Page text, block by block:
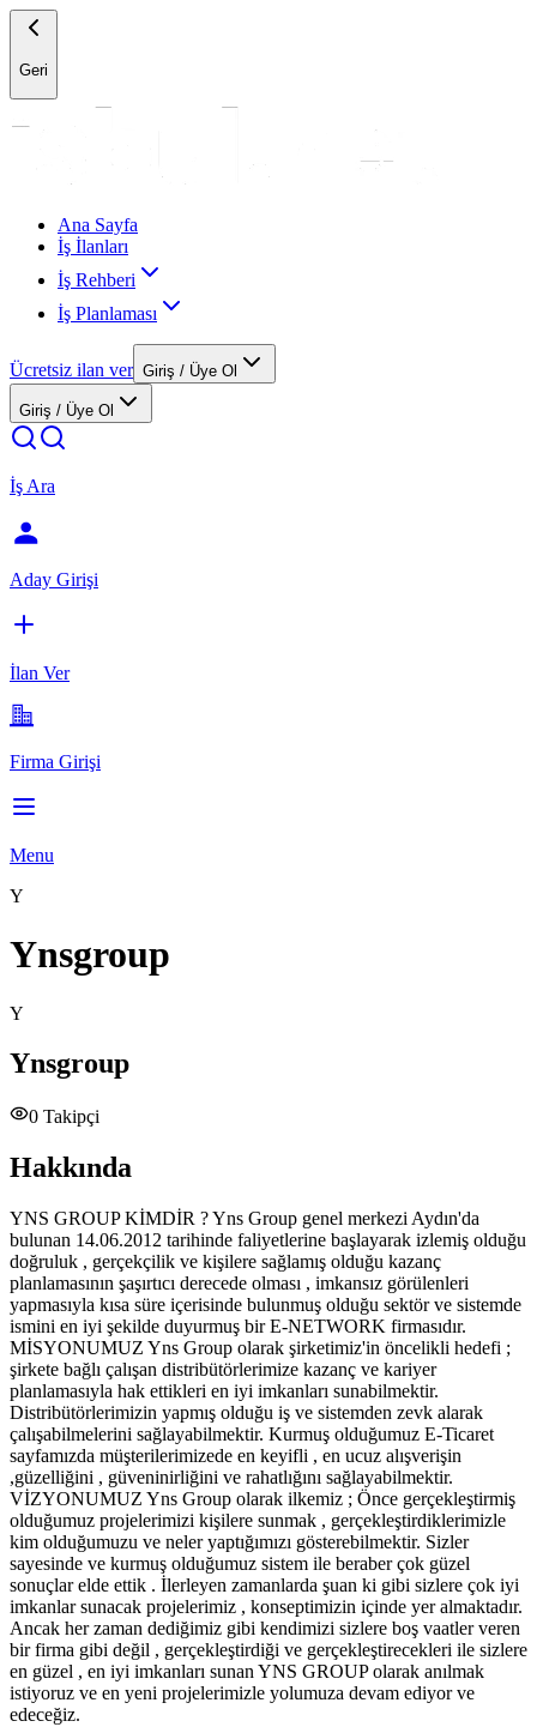
Geri
Ana Sayfa
İş İlanları
İş Rehberi
İş Planlaması
Ücretsiz ilan ver Giriş / Üye Ol
Giriş / Üye Ol
İş Ara
Aday Girişi
İlan Ver
Firma Girişi
Menu
Y
Ynsgroup
Y
Ynsgroup
0 Takipçi
Hakkında
YNS GROUP KİMDİR ? Yns Group genel merkezi Aydın'da
bulunan 14.06.2012 tarihinde faliyetlerine başlayarak izlemiş olduğu
doğruluk , gerçekçilik ve kişilere sağlamış olduğu kazanç
planlamasının şaşırtıcı derecede olması , imkansız görülenleri
yapmasıyla kısa süre içerisinde bulunmuş olduğu sektör ve sistemde
ismini en iyi şekilde duyurmuş bir E-NETWORK firmasıdır.
MİSYONUMUZ Yns Group olarak şirketimiz'in öncelikli hedefi ;
şirkete bağlı çalışan distribütörlerimize kazanç ve kariyer
planlamasıyla hak ettikleri en iyi imkanları sunabilmektir.
Distribütörlerimizin yapmış olduğu iş ve sistemden zevk alarak
çalışabilmelerini sağlayabilmektir. Kurmuş olduğumuz E-Ticaret
sayfamızda müşterilerimizede en keyifli , en ucuz alışverişin
,güzelliğini , güveninirliğini ve rahatlığını sağlayabilmektir.
VİZYONUMUZ Yns Group olarak ilkemiz ; Önce gerçekleştirmiş
olduğumuz projelerimizi kişilere sunmak , gerçekleştirdiklerimizle
kim olduğumuzu ve neler yaptığımızı gösterebilmektir. Sizler
sayesinde ve kurmuş olduğumuz sistem ile beraber çok güzel
sonuçlar elde ettik . İlerleyen zamanlarda şuan ki gibi sizlere çok iyi
imkanlar sunacak projelerimiz , konseptimizin içinde yer almaktadır.
Ancak her zaman dediğimiz gibi kendimizi sizlere boş vaatler veren
bir firma gibi değil , gerçekleştirdiği ve gerçekleştirecekleri ile sizlere
en güzel , en iyi imkanları sunan YNS GROUP olarak anılmak
istiyoruz ve en yeni projelerimizle yolumuza devam ediyor ve
edeceğiz.